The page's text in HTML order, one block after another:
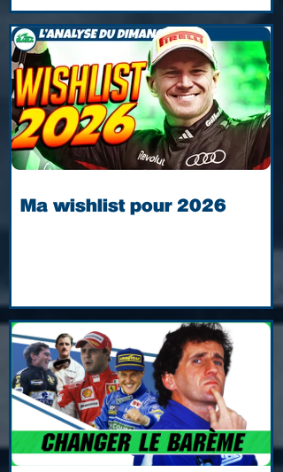
Ma wishlist pour 2026